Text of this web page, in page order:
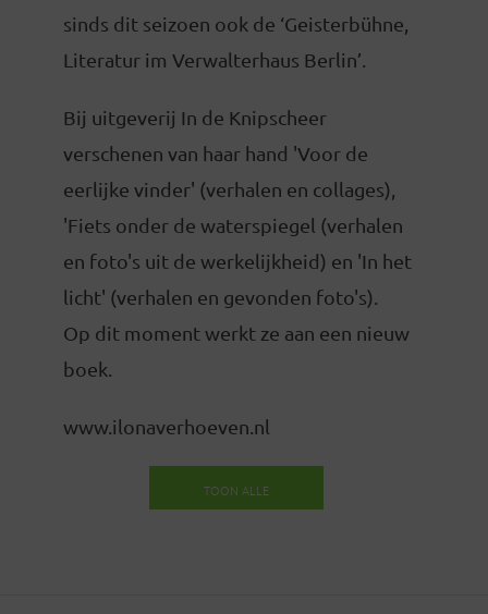
sinds dit seizoen ook de ‘Geisterbühne,
Literatur im Verwalterhaus Berlin’.
Bij uitgeverij In de Knipscheer
verschenen van haar hand 'Voor de
eerlijke vinder' (verhalen en collages),
'Fiets onder de waterspiegel (verhalen
en foto's uit de werkelijkheid) en 'In het
licht' (verhalen en gevonden foto's).
Op dit moment werkt ze aan een nieuw
boek.
www.ilonaverhoeven.nl
TOON ALLE